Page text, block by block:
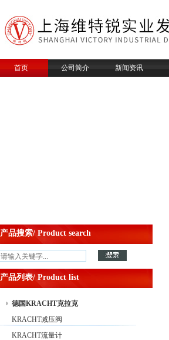
首页 公司简介 新闻资讯
产品搜索/ Product search
产品列表/ Product list
德国KRACHT克拉克
KRACHT减压阀
KRACHT流量计